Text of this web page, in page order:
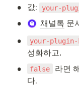
• 값: your-
• 채널톡 문
• your-plugin-
성화하고,
• false
라면
다.